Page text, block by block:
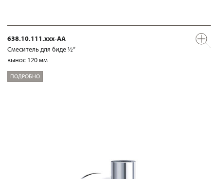
638.10.111.xxx-AA
Смеситель для биде ½“
вынос 120 мм
ПОДРОБНО